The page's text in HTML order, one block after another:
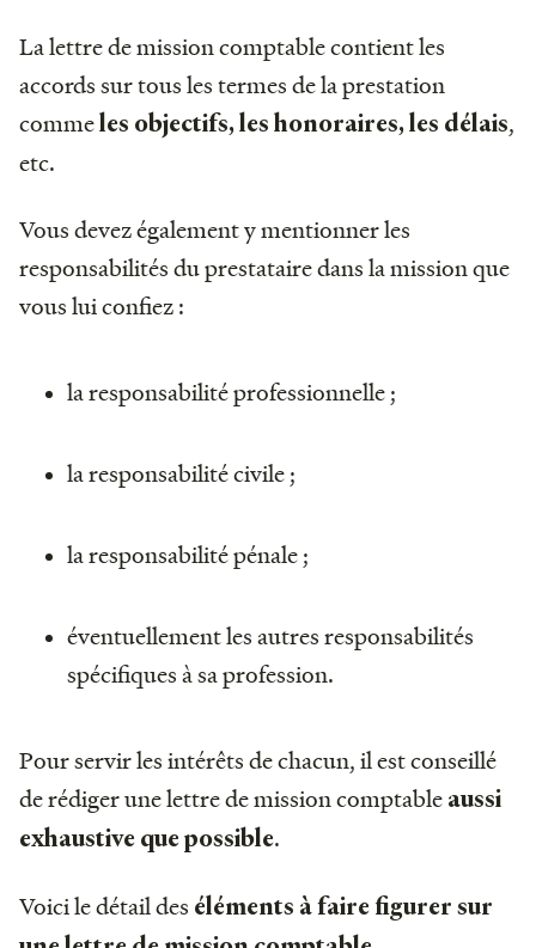
La lettre de mission comptable contient les
accords sur tous les termes de la prestation
commeles objectifs, les honoraires, les délais,
etc.
Vous devez également y mentionner les
responsabilités du prestataire dans la mission que
vous lui confiez :
la responsabilité professionnelle ;
la responsabilité civile ;
la responsabilité pénale ;
éventuellement les autres responsabilités
spécifiques à sa profession.
Pour servir les intérêts de chacun, il est conseillé
de rédiger une lettre de mission comptable aussi
exhaustive que possible.
Voici le détail des éléments à faire figurer sur